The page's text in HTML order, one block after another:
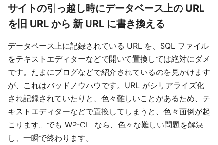
サイトの引っ越し時にデータベース上の URL
を旧 URL から 新 URL に書き換える
データベース上に記録されている URL を、SQL ファイル
をテキストエディターなどで開いて置換しては絶対にダメ
です。たまにブログなどで紹介されているのを見かけます
が、これはバッドノウハウです。URL がシリアライズ化
され記録されていたりと、色々難しいことがあるため、テ
キストエディターなどで置換してしまうと、色々面倒が起
こります。でも WP-CLI なら、色々な難しい問題を解決
し、一瞬で終わります。